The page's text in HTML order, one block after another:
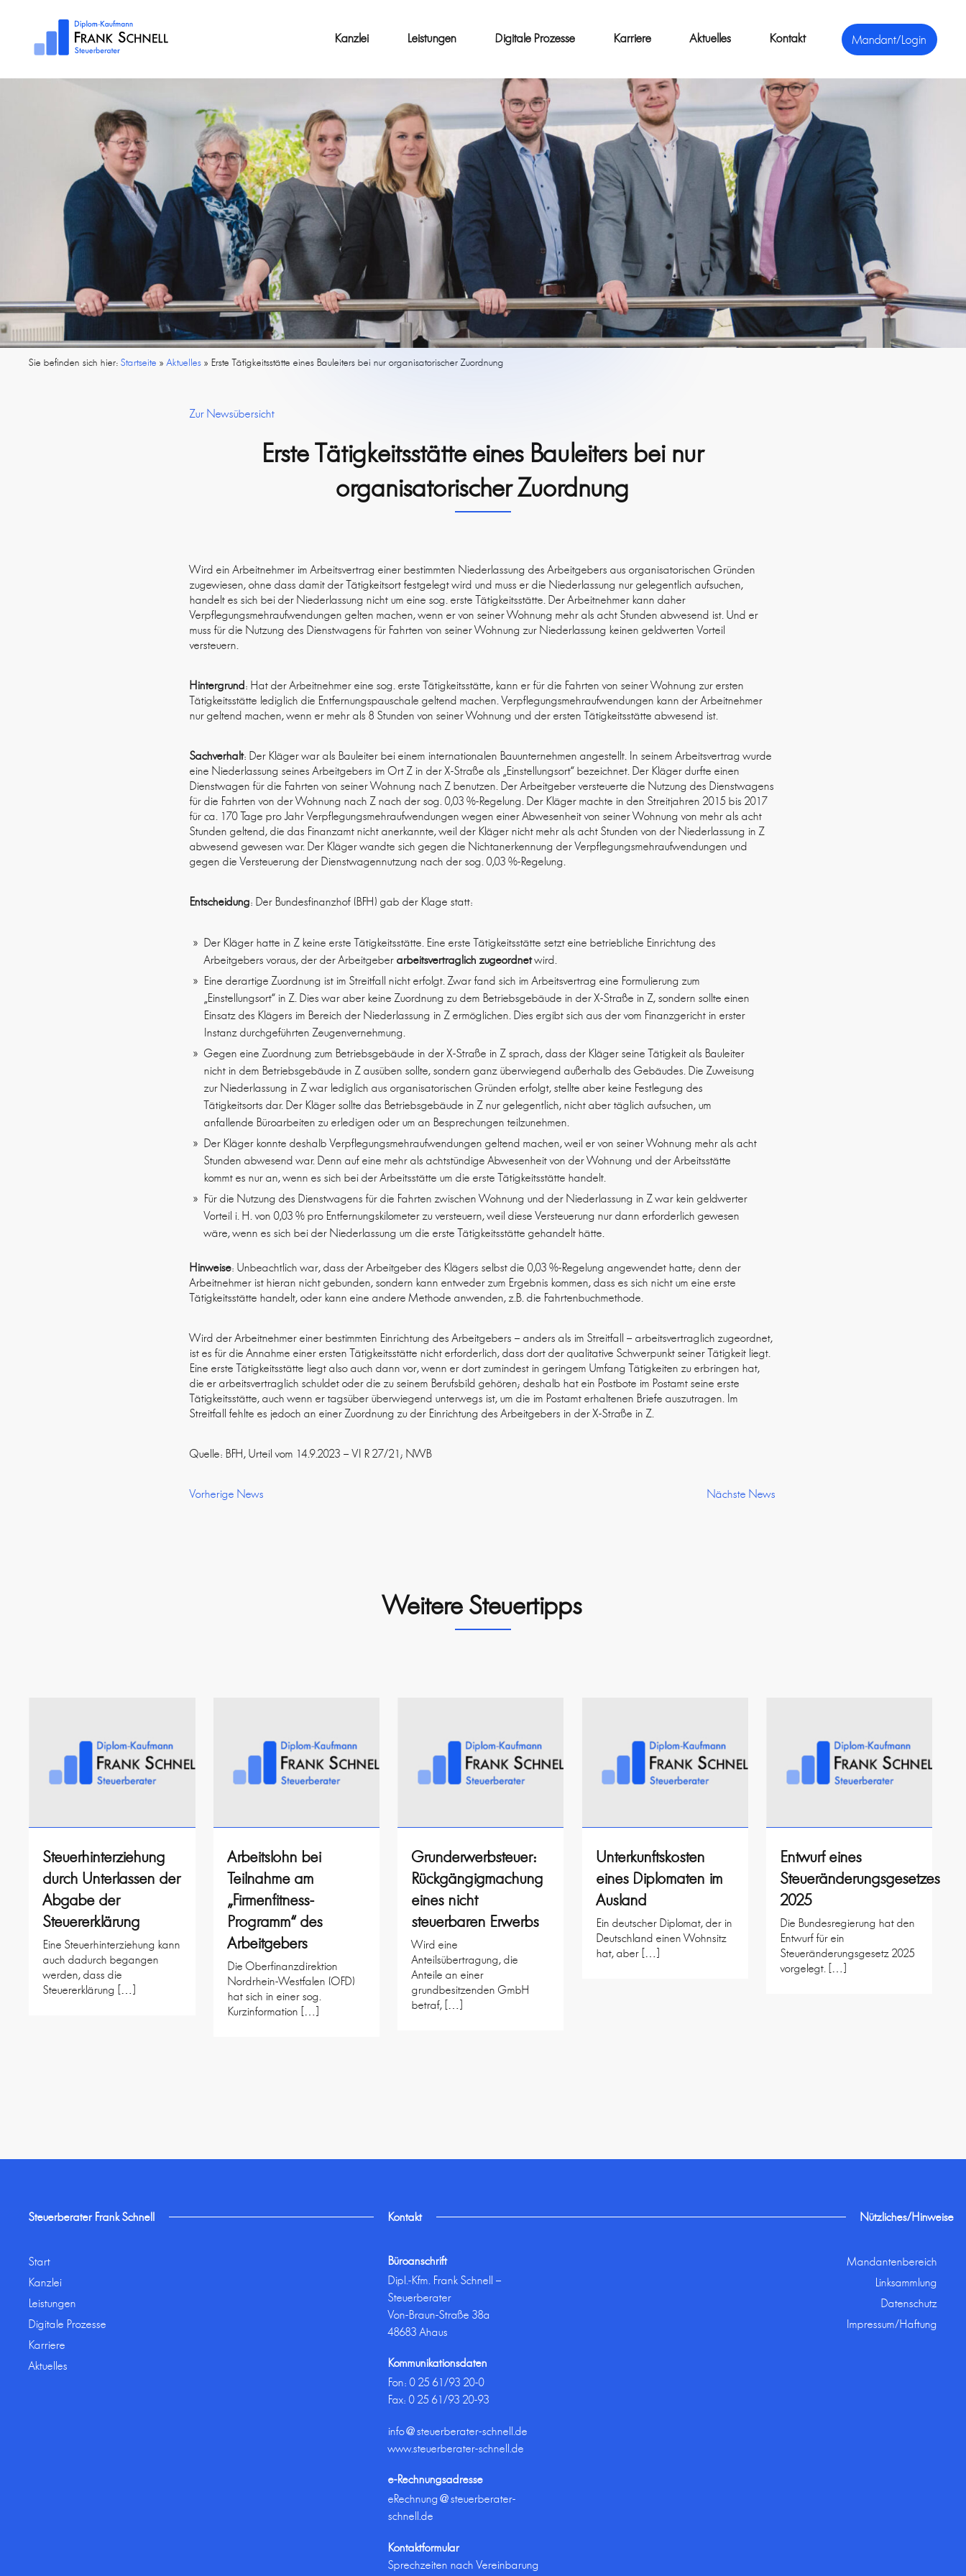
Mandant/Login
Kanzlei Leistungen Digitale Prozesse Karriere Aktuelles Kontakt
Sie befinden sich hier:Startseite »Aktuelles »Erste Tätigkeitsstätte eines Bauleiters bei nur organisatorischer Zuordnung
Zur Newsübersicht
Erste Tätigkeitsstätte eines Bauleiters bei nur
organisatorischer Zuordnung
Wird ein Arbeitnehmer im Arbeitsvertrag einer bestimmten Niederlassung des Arbeitgebers aus organisatorischen Gründen
zugewiesen, ohne dass damit der Tätigkeitsort festgelegt wird und muss er die Niederlassung nur gelegentlich aufsuchen,
handelt es sich bei der Niederlassung nicht um eine sog. erste Tätigkeitsstätte. Der Arbeitnehmer kann daher
Verpflegungsmehraufwendungen gelten machen, wenn er von seiner Wohnung mehr als acht Stunden abwesend ist. Und er
muss für die Nutzung des Dienstwagens für Fahrten von seiner Wohnung zur Niederlassung keinen geldwerten Vorteil
versteuern.
Hintergrund: Hat der Arbeitnehmer eine sog. erste Tätigkeitsstätte, kann er für die Fahrten von seiner Wohnung zur ersten
Tätigkeitsstätte lediglich die Entfernungspauschale geltend machen. Verpflegungsmehraufwendungen kann der Arbeitnehmer
nur geltend machen, wenn er mehr als 8 Stunden von seiner Wohnung und der ersten Tätigkeitsstätte abwesend ist.
Sachverhalt: Der Kläger war als Bauleiter bei einem internationalen Bauunternehmen angestellt. In seinem Arbeitsvertrag wurde
eine Niederlassung seines Arbeitgebers im Ort Z in der X-Straße als „Einstellungsort“ bezeichnet. Der Kläger durfte einen
Dienstwagen für die Fahrten von seiner Wohnung nach Z benutzen. Der Arbeitgeber versteuerte die Nutzung des Dienstwagens
für die Fahrten von der Wohnung nach Z nach der sog. 0,03 %-Regelung. Der Kläger machte in den Streitjahren 2015 bis 2017
für ca. 170 Tage pro Jahr Verpflegungsmehraufwendungen wegen einer Abwesenheit von seiner Wohnung von mehr als acht
Stunden geltend, die das Finanzamt nicht anerkannte, weil der Kläger nicht mehr als acht Stunden von der Niederlassung in Z
abwesend gewesen war. Der Kläger wandte sich gegen die Nichtanerkennung der Verpflegungsmehraufwendungen und
gegen die Versteuerung der Dienstwagennutzung nach der sog. 0,03 %-Regelung.
Entscheidung: Der Bundesfinanzhof (BFH) gab der Klage statt:
Der Kläger hatte in Z keine erste Tätigkeitsstätte. Eine erste Tätigkeitsstätte setzt eine betriebliche Einrichtung des
Arbeitgebers voraus, der der Arbeitgeberarbeitsvertraglich zugeordnetwird.
Eine derartige Zuordnung ist im Streitfall nicht erfolgt. Zwar fand sich im Arbeitsvertrag eine Formulierung zum
„Einstellungsort“ in Z. Dies war aber keine Zuordnung zu dem Betriebsgebäude in der X-Straße in Z, sondern sollte einen
Einsatz des Klägers im Bereich der Niederlassung in Z ermöglichen. Dies ergibt sich aus der vom Finanzgericht in erster
Instanz durchgeführten Zeugenvernehmung.
Gegen eine Zuordnung zum Betriebsgebäude in der X-Straße in Z sprach, dass der Kläger seine Tätigkeit als Bauleiter
nicht in dem Betriebsgebäude in Z ausüben sollte, sondern ganz überwiegend außerhalb des Gebäudes. Die Zuweisung
zur Niederlassung in Z war lediglich aus organisatorischen Gründen erfolgt, stellte aber keine Festlegung des
Tätigkeitsorts dar. Der Kläger sollte das Betriebsgebäude in Z nur gelegentlich, nicht aber täglich aufsuchen, um
anfallende Büroarbeiten zu erledigen oder um an Besprechungen teilzunehmen.
Der Kläger konnte deshalb Verpflegungsmehraufwendungen geltend machen, weil er von seiner Wohnung mehr als acht
Stunden abwesend war. Denn auf eine mehr als achtstündige Abwesenheit von der Wohnung und der Arbeitsstätte
kommt es nur an, wenn es sich bei der Arbeitsstätte um die erste Tätigkeitsstätte handelt.
Für die Nutzung des Dienstwagens für die Fahrten zwischen Wohnung und der Niederlassung in Z war kein geldwerter
Vorteil i. H. von 0,03 % pro Entfernungskilometer zu versteuern, weil diese Versteuerung nur dann erforderlich gewesen
wäre, wenn es sich bei der Niederlassung um die erste Tätigkeitsstätte gehandelt hätte.
Hinweise: Unbeachtlich war, dass der Arbeitgeber des Klägers selbst die 0,03 %-Regelung angewendet hatte; denn der
Arbeitnehmer ist hieran nicht gebunden, sondern kann entweder zum Ergebnis kommen, dass es sich nicht um eine erste
Tätigkeitsstätte handelt, oder kann eine andere Methode anwenden, z.B. die Fahrtenbuchmethode.
Wird der Arbeitnehmer einer bestimmten Einrichtung des Arbeitgebers – anders als im Streitfall – arbeitsvertraglich zugeordnet,
ist es für die Annahme einer ersten Tätigkeitsstätte nicht erforderlich, dass dort der qualitative Schwerpunkt seiner Tätigkeit liegt.
Eine erste Tätigkeitsstätte liegt also auch dann vor, wenn er dort zumindest in geringem Umfang Tätigkeiten zu erbringen hat,
die er arbeitsvertraglich schuldet oder die zu seinem Berufsbild gehören; deshalb hat ein Postbote im Postamt seine erste
Tätigkeitsstätte, auch wenn er tagsüber überwiegend unterwegs ist, um die im Postamt erhaltenen Briefe auszutragen. Im
Streitfall fehlte es jedoch an einer Zuordnung zu der Einrichtung des Arbeitgebers in der X-Straße in Z.
Quelle: BFH, Urteil vom 14.9.2023 – VI R 27/21; NWB
Vorherige News Nächste News
Weitere Steuertipps
Steuerhinterziehung
durch Unterlassen der
Abgabe der
Steuererklärung
Eine Steuerhinterziehung kann
auch dadurch begangen
werden, dass die
Steuererklärung […]
Arbeitslohn bei
Teilnahme am
„Firmenfitness-
Programm“ des
Arbeitgebers
Die Oberfinanzdirektion
Nordrhein-Westfalen (OFD)
hat sich in einer sog.
Kurzinformation […]
Grunderwerbsteuer:
Rückgängigmachung
eines nicht
steuerbaren Erwerbs
Wird eine
Anteilsübertragung, die
Anteile an einer
grundbesitzenden GmbH
betraf, […]
Unterkunftskosten
eines Diplomaten im
Ausland
Ein deutscher Diplomat, der in
Deutschland einen Wohnsitz
hat, aber […]
Entwurf eines
Steueränderungsgesetzes
2025
Die Bundesregierung hat den
Entwurf für ein
Steueränderungsgesetz 2025
vorgelegt. […]
Steuerberater Frank Schnell
Start
Kanzlei
Leistungen
Digitale Prozesse
Karriere
Aktuelles
Kontakt
Büroanschrift
Dipl.-Kfm. Frank Schnell –
Steuerberater
Von-Braun-Straße 38a
48683 Ahaus
Kommunikationsdaten
Fon:0 25 61/93 20-0
Fax: 0 25 61/93 20-93
info@steuerberater-schnell.de
www.steuerberater-schnell.de
e-Rechnungsadresse
eRechnung@steuerberater-
schnell.de
Kontaktformular
Sprechzeiten nach Vereinbarung
Nützliches/Hinweise
Mandantenbereich
Linksammlung
Datenschutz
Impressum/Haftung